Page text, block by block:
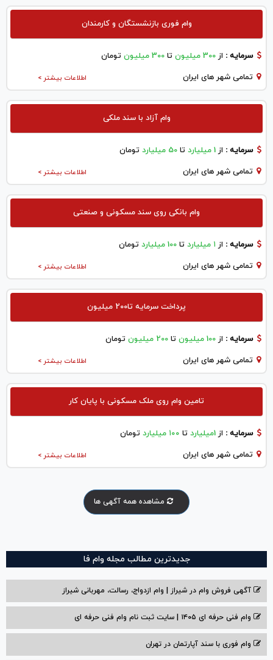
وام فوری بازنشستگان و کارمندان
سرمایه : از 300 میلیون تا 300 میلیون تومان
اطلاعات بیشتر > تمامی شهر های ایران
وام آزاد با سند ملکی
سرمایه : از 1 میلیارد تا 50 میلیارد تومان
اطلاعات بیشتر > تمامی شهر های ایران
وام بانکی روی سند مسکونی و صنعتی
سرمایه : از ۱ میلیارد تا 100 میلیارد تومان
اطلاعات بیشتر > تمامی شهر های ایران
پرداخت سرمایه تا200 میلیون
سرمایه : از 100 میلیون تا 200 میلیون تومان
اطلاعات بیشتر > تمامی شهر های ایران
تامین وام روی ملک مسکونی با پایان کار
سرمایه : از 1میلیارد تا ۱۰۰ میلیارد تومان
اطلاعات بیشتر > تمامی شهر های ایران
مشاهده همه آگهی ها
جدیدترین مطالب مجله وام فا
آگهی فروش وام در شیراز | وام ازدواج، رسالت، مهربانی شیراز
وام فنی حرفه ای ۱۴۰۵ | سایت ثبت نام وام فنی حرفه ای
وام فوری با سند آپارتمان در تهران